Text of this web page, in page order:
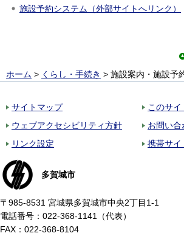
施設予約システム（外部サイトへリンク）
ホーム > くらし・手続き > 施設案内・施設予
サイトマップ
このサ
ウェブアクセシビリティ方針
お問い合
リンク設定
携帯サイ
多賀城市
〒985-8531 宮城県多賀城市中央2丁目1-1
電話番号：022-368-1141（代表）
FAX：022-368-8104